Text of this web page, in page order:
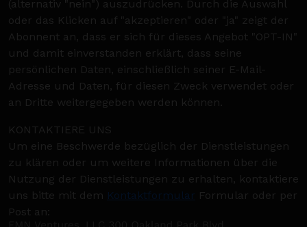
(alternativ "nein") auszudrücken. Durch die Auswahl
oder das Klicken auf "akzeptieren" oder "ja" zeigt der
Abonnent an, dass er sich für dieses Angebot "OPT-IN"
und damit einverstanden erklärt, dass seine
persönlichen Daten, einschließlich seiner E-Mail-
Adresse und Daten, für diesen Zweck verwendet oder
an Dritte weitergegeben werden können.
KONTAKTIERE UNS
Um eine Beschwerde bezüglich der Dienstleistungen
zu klären oder um weitere Informationen über die
Nutzung der Dienstleistungen zu erhalten, kontaktiere
uns bitte mit dem Kontaktformular Formular oder per
Post an: